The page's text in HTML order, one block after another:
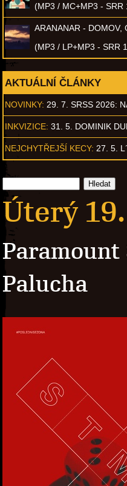
(MP3 / MC+MP3 - SRR
ARANANAR - DOMOV,
(MP3 / LP+MP3 - SRR
AKTUÁLNÍ ČLÁNKY
NOVINKY: 29. 7. SRSS 2026:
INKVIZICE: 31. 5. DOMINIK
NEJCHYTŘEJŠÍ KECY: 27. 5.
Úterý
Paramount
Palucha